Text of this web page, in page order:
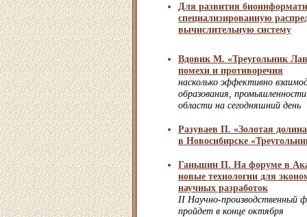
Для развития
специализированную
вычислительную систему
Вдовик М. «Треугольник
помехи и противоречия
насколько эффективно
образования,
области на сегодняшний день
Разуваев П. «Золотая
в Новосибирске
Ганьшин П. На форуме в
новые технологии для
научных разработок
II Научно-производственный
пройдет в конце октября